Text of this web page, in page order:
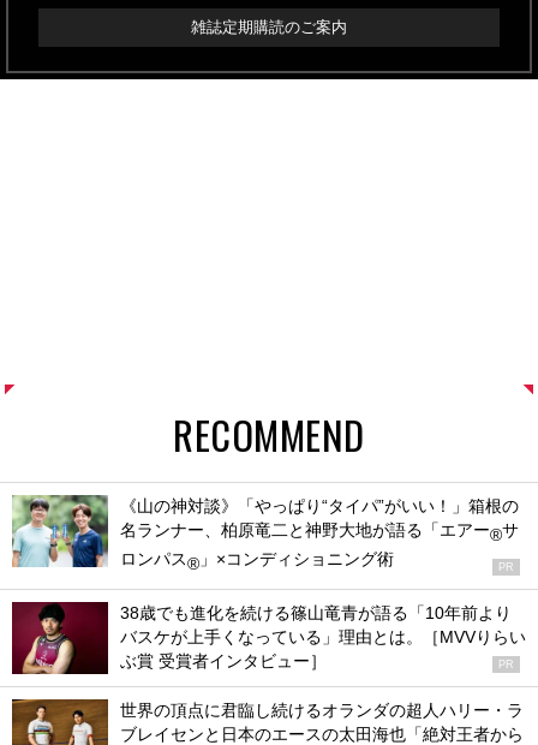
雑誌定期購読のご案内
RECOMMEND
《山の神対談》「やっぱり“タイパ”がいい！」箱根の
名ランナー、柏原竜二と神野大地が語る「エアー®サ
ロンパス® 」×コンディショニング術 PR
38歳でも進化を続ける篠山竜青が語る「10年前より
バスケが上手くなっている」理由とは。［MVVりらい
ぶ賞 受賞者インタビュー］
PR
世界の頂点に君臨し続けるオランダの超人ハリー・ラ
ブレイセンと日本のエースの太田海也「絶対王者から